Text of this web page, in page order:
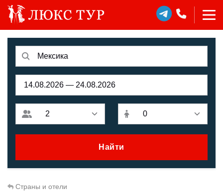
Найти
Страны и отели